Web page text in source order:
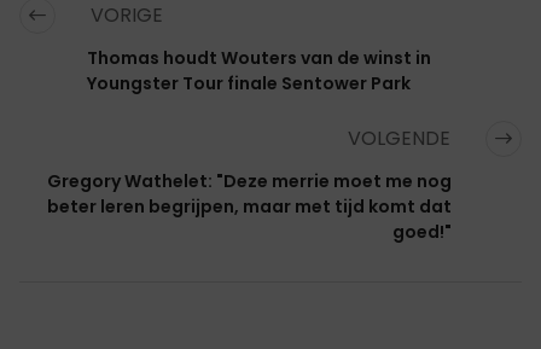
VORIGE
Thomas houdt Wouters van de winst in
Youngster Tour finale Sentower Park
VOLGENDE
Gregory Wathelet: "Deze merrie moet me nog
beter leren begrijpen, maar met tijd komt dat
goed!"